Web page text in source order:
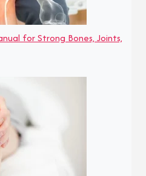
for Strong Bones, Joints,